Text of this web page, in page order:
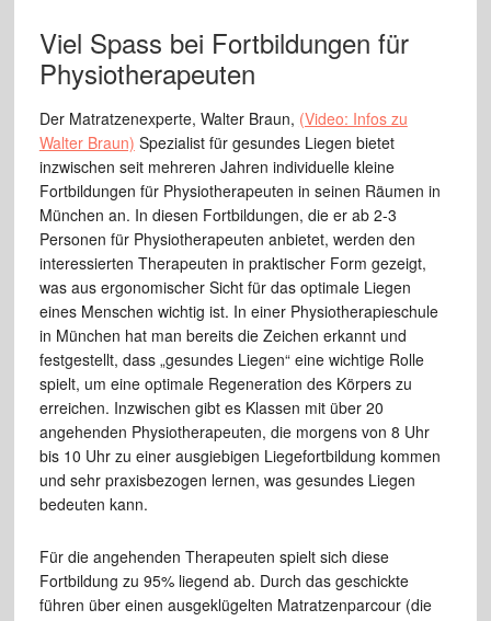
Viel Spass bei Fortbildungen für
Physiotherapeuten
Der Matratzenexperte, Walter Braun, (Video: Infos zu
Walter Braun) Spezialist für gesundes Liegen bietet
inzwischen seit mehreren Jahren individuelle kleine
Fortbildungen für Physiotherapeuten in seinen Räumen in
München an. In diesen Fortbildungen, die er ab 2-3
Personen für Physiotherapeuten anbietet, werden den
interessierten Therapeuten in praktischer Form gezeigt,
was aus ergonomischer Sicht für das optimale Liegen
eines Menschen wichtig ist. In einer Physiotherapieschule
in München hat man bereits die Zeichen erkannt und
festgestellt, dass „gesundes Liegen“ eine wichtige Rolle
spielt, um eine optimale Regeneration des Körpers zu
erreichen. Inzwischen gibt es Klassen mit über 20
angehenden Physiotherapeuten, die morgens von 8 Uhr
bis 10 Uhr zu einer ausgiebigen Liegefortbildung kommen
und sehr praxisbezogen lernen, was gesundes Liegen
bedeuten kann.
Für die angehenden Therapeuten spielt sich diese
Fortbildung zu 95% liegend ab. Durch das geschickte
führen über einen ausgeklügelten Matratzenparcour (die